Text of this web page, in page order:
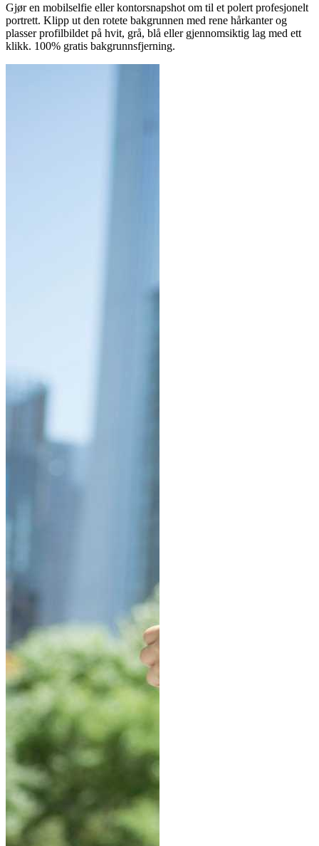
Gjør en mobilselfie eller kontorsnapshot om til et polert profesjonelt
portrett. Klipp ut den rotete bakgrunnen med rene hårkanter og
plasser profilbildet på hvit, grå, blå eller gjennomsiktig lag med ett
klikk. 100% gratis bakgrunnsfjerning.